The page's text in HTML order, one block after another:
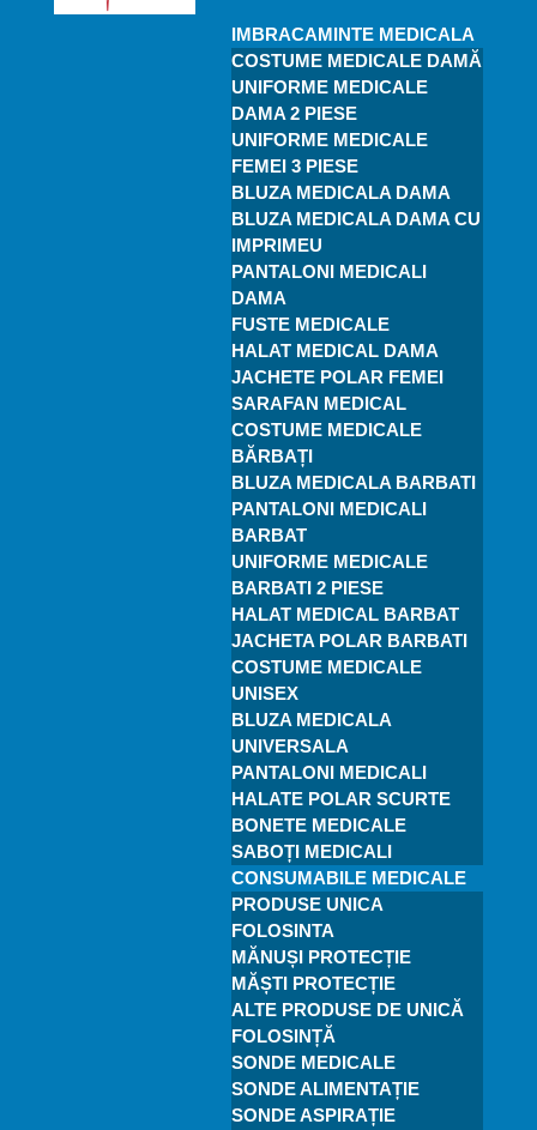
IMBRACAMINTE MEDICALA
COSTUME MEDICALE DAMĂ
UNIFORME MEDICALE
DAMA 2 PIESE
UNIFORME MEDICALE
FEMEI 3 PIESE
BLUZA MEDICALA DAMA
BLUZA MEDICALA DAMA CU
IMPRIMEU
PANTALONI MEDICALI
DAMA
FUSTE MEDICALE
HALAT MEDICAL DAMA
JACHETE POLAR FEMEI
SARAFAN MEDICAL
COSTUME MEDICALE
BĂRBAȚI
BLUZA MEDICALA BARBATI
PANTALONI MEDICALI
BARBAT
UNIFORME MEDICALE
BARBATI 2 PIESE
HALAT MEDICAL BARBAT
JACHETA POLAR BARBATI
COSTUME MEDICALE
UNISEX
BLUZA MEDICALA
UNIVERSALA
PANTALONI MEDICALI
HALATE POLAR SCURTE
BONETE MEDICALE
SABOȚI MEDICALI
CONSUMABILE MEDICALE
PRODUSE UNICA
FOLOSINTA
MĂNUȘI PROTECȚIE
MĂȘTI PROTECȚIE
ALTE PRODUSE DE UNICĂ
FOLOSINȚĂ
SONDE MEDICALE
SONDE ALIMENTAȚIE
SONDE ASPIRAȚIE